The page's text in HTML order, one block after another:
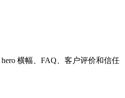
横幅、FAQ、客户评价和信任